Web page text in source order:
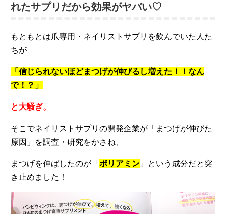
れたサプリだから効果がヤバい♡
もともとは爪専用・ネイリストサプリを飲んでいた人た
ちが
「信じられないほどまつげが伸びるし増えた！！なん
で！？」
と大騒ぎ。
そこでネイリストサプリの開発企業が「まつげが伸びた
原因」を調査・研究をかさね、
まつげを伸ばしたのが「 ポリアミン」という成分だと突
き止めました！